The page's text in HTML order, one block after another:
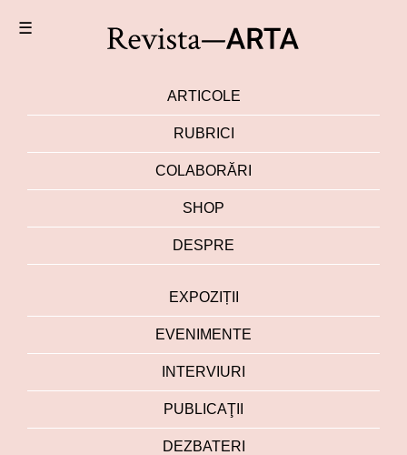
☰
ARTICOLE
RUBRICI
COLABORĂRI
SHOP
DESPRE
EXPOZIȚII
EVENIMENTE
INTERVIURI
PUBLICAŢII
DEZBATERI